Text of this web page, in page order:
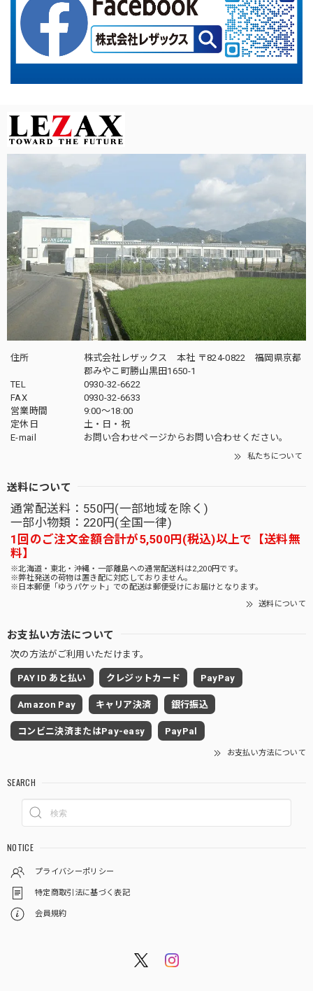
住所
株式会社レザックス 本社 〒824-0822 福岡県京都
郡みやこ町勝山黒田1650-1
TEL
0930-32-6622
FAX
0930-32-6633
営業時間
9:00〜18:00
定休日
土・日・祝
E-mail
お問い合わせページからお問い合わせください。
私たちについて
送料について
通常配送料：550円(一部地域を除く)
一部小物類：220円(全国一律)
1回のご注文金額合計が5,500円(税込)以上で【送料無
料】
※北海道・東北・沖縄・一部離島への通常配送料は2,200円です。
※弊社発送の荷物は置き配に対応しておりません。
※日本郵便「ゆうパケット」での配送は郵便受けにお届けとなります。
送料について
お支払い方法について
次の方法がご利用いただけます。
PAY ID あと払い クレジットカード PayPay
Amazon Pay キャリア決済 銀行振込
コンビニ決済またはPay-easy PayPal
お支払い方法について
SEARCH
NOTICE
プライバシーポリシー
特定商取引法に基づく表記
会員規約